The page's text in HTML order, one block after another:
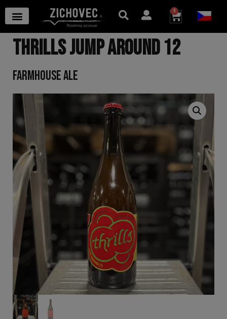
0
THRILLS JUMP AROUND 12
FARMHOUSE ALE